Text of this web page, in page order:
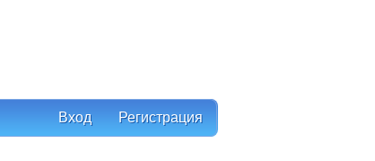
Регистрация
Вход